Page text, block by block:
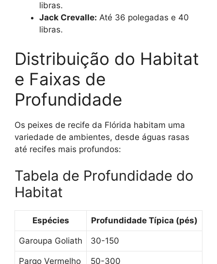
libras.
Jack Crevalle: Até 36 polegadas e 40
libras.
Distribuição do Habitat
e Faixas de
Profundidade
Os peixes de recife da Flórida habitam uma
variedade de ambientes, desde águas rasas
até recifes mais profundos:
Tabela de Profundidade do
Habitat
Espécies Profundidade Típica (pés)
Garoupa Goliath 30-150
Pargo Vermelho 50-300